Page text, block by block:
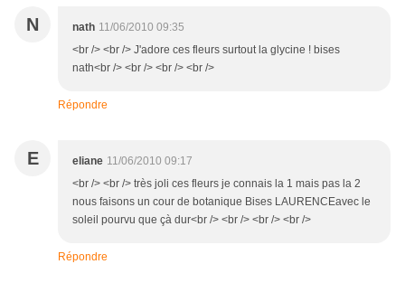
N nath 11/06/2010 09:35
<br /> <br /> J'adore ces fleurs surtout la glycine ! bises
nath<br /> <br /> <br /> <br />
Répondre
E eliane 11/06/2010 09:17
<br /> <br /> très joli ces fleurs je connais la 1 mais pas la 2
nous faisons un cour de botanique Bises LAURENCEavec le
soleil pourvu que çà dur<br /> <br /> <br /> <br />
Répondre